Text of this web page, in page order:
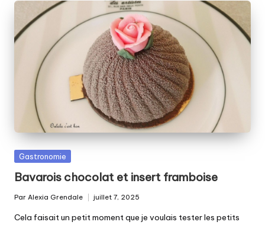
Posted
Gastronomie
Bavarois chocolat et insert framboise
by
Par Alexia Grendale juillet 7, 2025
Cela faisait un petit moment que je voulais tester les petits